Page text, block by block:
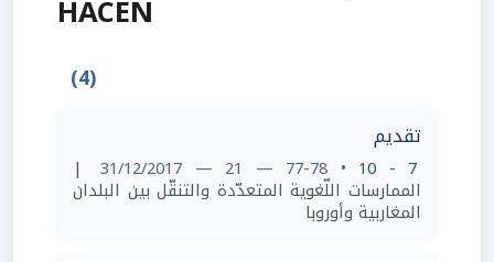
HACEN
(4)
تقديم
7 - 10
• 77-78 — 21 — 31/12/2017
|
الممارسات اللّغوية المتعدّدة والتنقّل بين البلدان
المغاربية وأوروبا